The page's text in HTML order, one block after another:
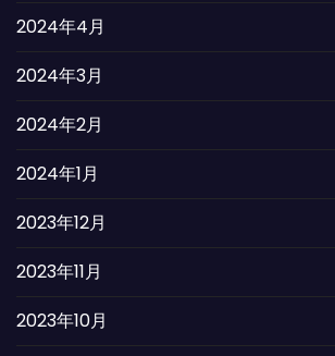
2024年4月
2024年3月
2024年2月
2024年1月
2023年12月
2023年11月
2023年10月